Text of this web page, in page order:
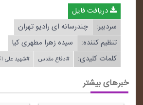
دریافت فایل
سردبیر:
چندرسانه ای رادیو تهران
تنظیم كننده:
سیده زهرا مطهری كیا
کلمات کلیدی:
#دفاع مقدس #شهید علی
خبرهای بیشتر